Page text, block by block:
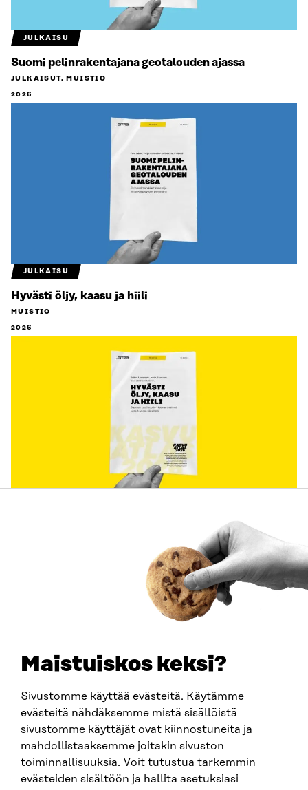
Maistuiskos keksi?
Sivustomme käyttää evästeitä. Käytämme
evästeitä nähdäksemme mistä sisällöistä
sivustomme käyttäjät ovat kiinnostuneita ja
mahdollistaaksemme joitakin sivuston
toiminnallisuuksia. Voit tutustua tarkemmin
evästeiden sisältöön ja hallita asetuksiasi
JULKAISU
Suomi pelinrakentajana geotalouden ajassa
JULKAISUT, MUISTIO
2026
JULKAISU
Hyvästi öljy, kaasu ja hiili
MUISTIO
2026
00181 Helsinki
Y-TUNNUS
0202132-3
PUHELIN
+358 294 618 991
SÄHKÖPOSTI